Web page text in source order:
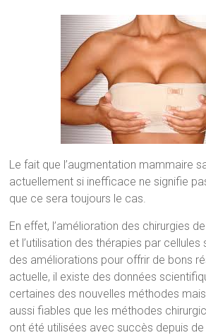
Le fait que l’augmentation mammaire
actuellement si inefficace ne signifie
que ce sera toujours le cas.
En effet, l’amélioration des chirurgies
et l’utilisation des thérapies par
des améliorations pour offrir de bons
actuelle, il existe des données
certaines des nouvelles méthodes
aussi fiables que les méthodes
ont été utilisées avec succès depuis